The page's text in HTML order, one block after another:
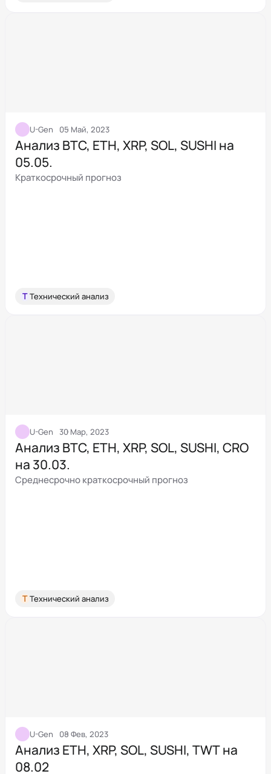
U-Gen 05 Май, 2023
Анализ BTC, ETH, XRP, SOL, SUSHI на
05.05.
Краткосрочный прогноз
Т Технический анализ
U-Gen 30 Мар, 2023
Анализ BTC, ETH, XRP, SOL, SUSHI, CRO
на 30.03.
Среднесрочно краткосрочный прогноз
Т Технический анализ
U-Gen 08 Фев, 2023
Анализ ETH, XRP, SOL, SUSHI, TWT на
08.02